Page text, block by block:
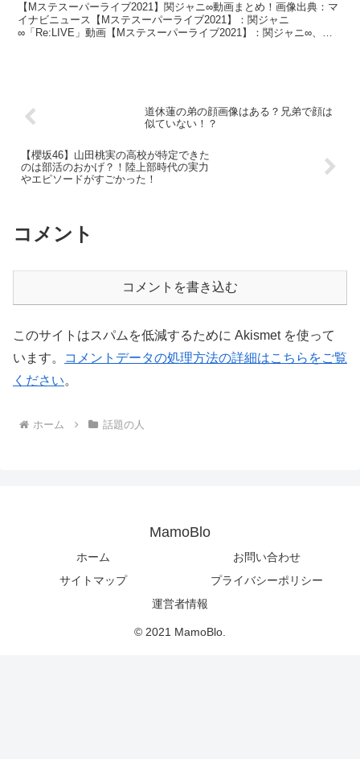
【Mステスーパーライブ2021】関ジャニ∞動画まとめ！画像出典：マ
イナビニュース【Mステスーパーライブ2021】：関ジャニ
∞「Re:LIVE」動画【Mステスーパーライブ2021】：関ジャニ∞、放
道休蓮の弟の顔画像はある？兄弟で顔は
似ていない！？
【櫻坂46】山田桃実の高校が特定できた
のは部活のおかげ？！陸上部時代の実力
やエピソードがすごかった！
コメント
コメントを書き込む
このサイトはスパムを低減するために Akismet を使って
います。
コメントデータの処理方法の詳細はこちらをご覧
ください。
ホーム 話題の人
MamoBlo
ホーム
お問い合わせ
サイトマップ
プライバシーポリシー
運営者情報
© 2021 MamoBlo.